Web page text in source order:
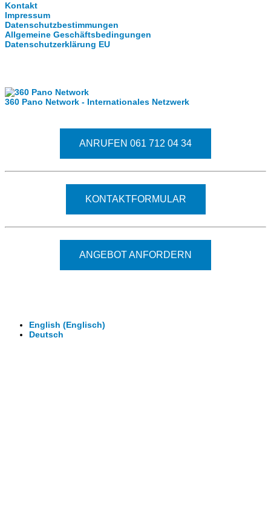
Kontakt
Impressum
Datenschutzbestimmungen
Allgemeine Geschäftsbedingungen
Datenschutzerklärung EU
360 Pano Network - Internationales Netzwerk
ANRUFEN 061 712 04 34
KONTAKTFORMULAR
ANGEBOT ANFORDERN
English (Englisch)
Deutsch